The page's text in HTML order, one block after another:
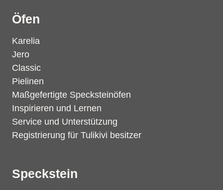
Öfen
Karelia
Jero
Classic
Pielinen
Maßgefertigte Specksteinöfen
Inspirieren und Lernen
Service und Unterstützung
Registrierung für Tulikivi besitzer
Speckstein